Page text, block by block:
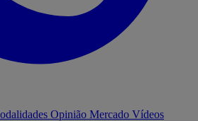
Opinião Mercado Vídeos